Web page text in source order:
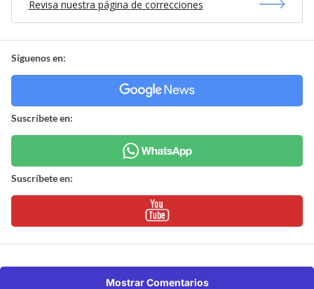
Revisa nuestra página de correcciones
Síguenos en:
Suscríbete en:
Suscríbete en:
Mostrar Comentarios